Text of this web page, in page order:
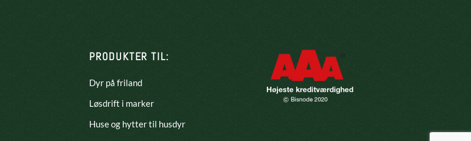
PRODUKTER TIL:
Dyr på friland
Løsdrift i marker
Huse og hytter til husdyr